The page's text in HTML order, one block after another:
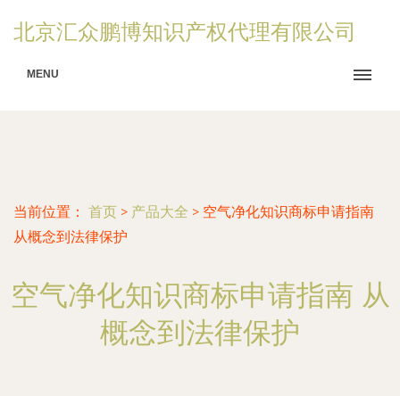
北京汇众鹏博知识产权代理有限公司
MENU
当前位置： 首页 > 产品大全 > 空气净化知识商标申请指南
从概念到法律保护
空气净化知识商标申请指南 从
概念到法律保护